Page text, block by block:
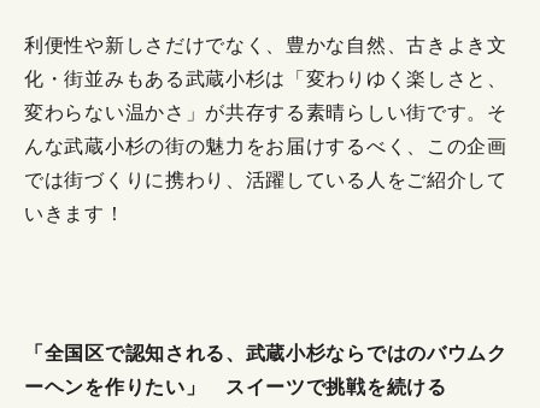
利便性や新しさだけでなく、豊かな自然、古きよき文
化・街並みもある武蔵小杉は「変わりゆく楽しさと、
変わらない温かさ」が共存する素晴らしい街です。そ
んな武蔵小杉の街の魅力をお届けするべく、この企画
では街づくりに携わり、活躍している人をご紹介して
いきます！
「全国区で認知される、武蔵小杉ならではのバウムク
ーヘンを作りたい」 スイーツで挑戦を続ける